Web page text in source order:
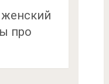
про